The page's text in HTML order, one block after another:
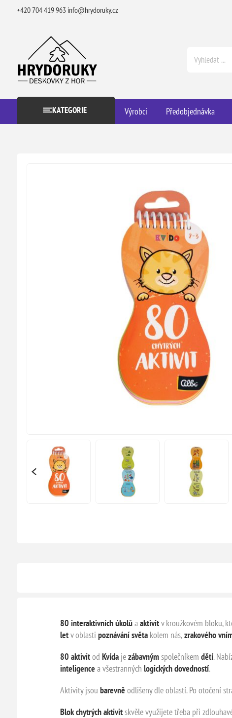
+420 704 419 963 info@hrydoruky.cz
KATEGORIE Výrobci Předobjednávka
80 interaktivních úkolůaaktivitv kroužkovém bloku,
letv oblasti poznávání světakolem nás,zrakového
80 aktivitod Kvídajezábavnýmspolečníkem dětí.
inteligence a všestranných logických dovedností.
Aktivity jsou barevně odlišeny dle oblastí. Po otočení
Blok chytrých aktivitskvěle využijete třeba při